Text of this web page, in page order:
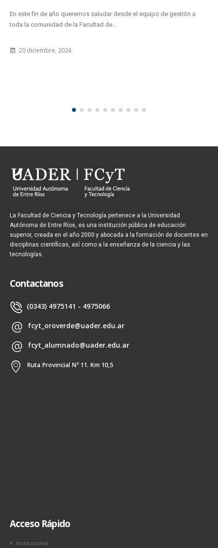
El acuerdo permitirá desarrollar acciones de capacitación, pasantías e
La Facultad de Ciencia y Tecnología pertenece a la Universidad
Autónoma de Entre Ríos, es una institución pública de educación
superior, creada en el año 2000 y abocada a la formación de docentes en
disciplinas científicas, así como a la enseñanza de la ciencia y las
tecnologías.
Contactanos
(0343) 4975141 - 4975066
fcyt_oroverde@uader.edu.ar
fcyt_alumnado@uader.edu.ar
Ruta Provincial Nº 11. Km 10,5
Acceso Rápido
Institucional